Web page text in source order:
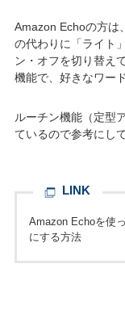
Amazon Echoの方は
の代わりに「ライト
ン・オフを切り替え
機能で、好きなワー
ルーチン機能（定型
ているので参考にし
LINK
Amazon Echoを使
にする方法